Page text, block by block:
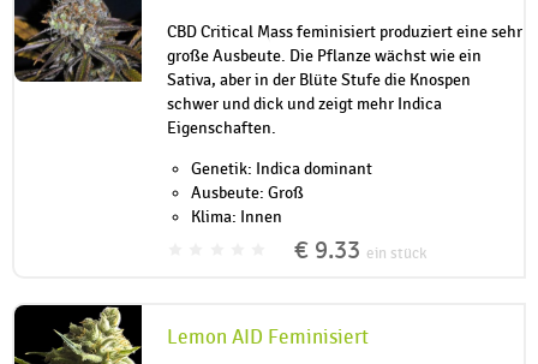
CBD Critical Mass feminisiert produziert eine sehr
große Ausbeute. Die Pflanze wächst wie ein
Sativa, aber in der Blüte Stufe die Knospen
schwer und dick und zeigt mehr Indica
Eigenschaften.
Genetik: Indica dominant
Ausbeute: Groß
Klima: Innen
€ 9.33 ein stück
Lemon AID Feminisiert